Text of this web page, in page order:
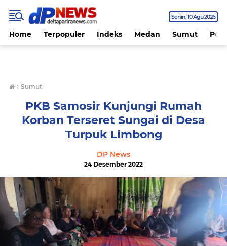
Senin 10 Agu 2026
Home Terpopuler Indeks Medan Sumut
› Sumut
PKB Samosir Kunjungi Rumah
Korban Terseret Sungai di Desa
Turpuk Limbong
DP News
24 Desember 2022